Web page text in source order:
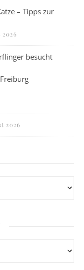
– Tipps zur
2026
besucht
2026